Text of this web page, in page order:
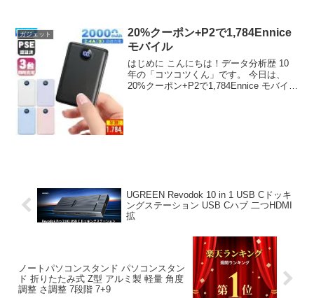
ガジェット
20%クーポン+P2で1,784Ennice
モバイル
はじめに こんにちは！データ分析歴 10
年の「コツコツくん」です。 今日は、
20%クーポン+P2で1,784Ennice モバイル
UGREEN Revodok 10 in 1 USB Cドッキ
ングステーション USB Cハブ 二つHDMI
拡
ノートパソコンスタンド パソコンスタン
ド 折りたたみ式 Z型 アルミ製 軽量 角度
調整 さ調整 7段階 7+9